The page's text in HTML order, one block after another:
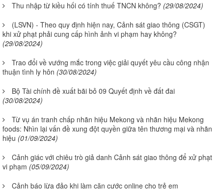
Thu nhập từ kiều hối có tính thuế TNCN không? (29/08/2024)
(LSVN) - Theo quy định hiện nay, Cảnh sát giao thông (CSGT)
khi xử phạt phải cung cấp hình ảnh vi phạm hay không?
(29/08/2024)
Trao đổi về vướng mắc trong việc giải quyết yêu cầu công nhận
thuận tình ly hôn (30/08/2024)
Bộ Tài chính đề xuất bãi bỏ 09 Quyết định về đất đai
(30/08/2024)
Từ vụ án tranh chấp nhãn hiệu Mekong và nhãn hiệu Mekong
foods: Nhìn lại vấn đề xung đột quyền giữa tên thương mại và nhãn
hiệu (01/09/2024)
Cảnh giác với chiêu trò giả danh Cảnh sát giao thông để xử phạt
vi phạm (05/09/2024)
Cảnh báo lừa đảo khi làm căn cước online cho trẻ em